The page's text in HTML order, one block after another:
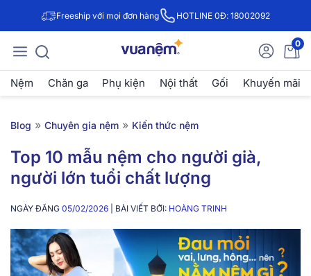
Freeship với mọi đơn hàng HOTLINE 0Đ: 18002092
0
Nệm Chăn ga Phụ kiện Nội thất Gối Khuyến mãi
Blog » Chuyên gia nệm » Kiến thức nệm
Top 10 mẫu nệm cho người già,
người lớn tuổi chất lượng
NGÀY ĐĂNG 05/02/2026 | BÀI VIẾT BỞI: HOÀNG TRINH